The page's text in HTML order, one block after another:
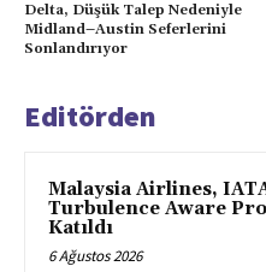
Delta, Düşük Talep Nedeniyle
Midland–Austin Seferlerini
Sonlandırıyor
Editörden
Malaysia Airlines,
Turbulence Aware
Katıldı
6 Ağustos 2026